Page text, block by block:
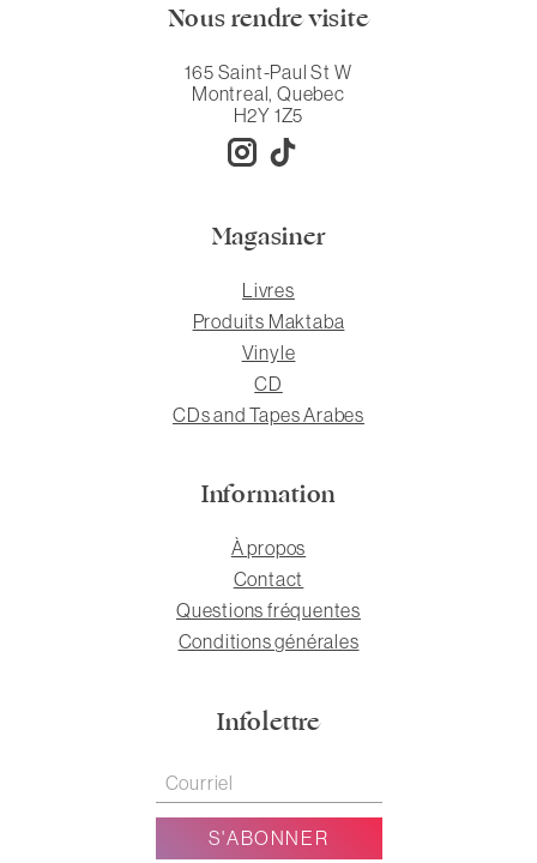
Nous rendre visite
165 Saint-Paul St W
Montreal, Quebec
H2Y 1Z5
Magasiner
Livres
Produits Maktaba
Vinyle
CD
CDs and Tapes Arabes
Information
À propos
Contact
Questions fréquentes
Conditions générales
Infolettre